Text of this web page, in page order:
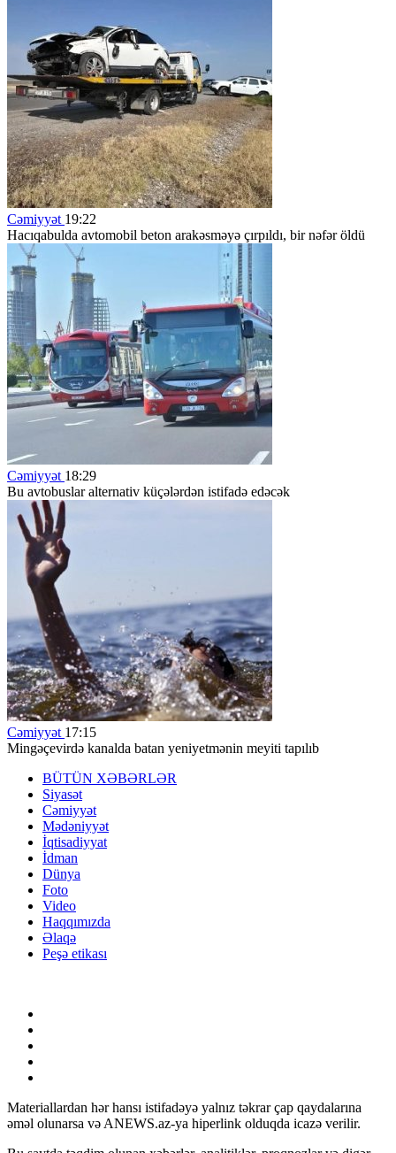
Cəmiyyət 19:22
Hacıqabulda avtomobil beton arakəsməyə çırpıldı, bir nəfər öldü
Cəmiyyət 18:29
Bu avtobuslar alternativ küçələrdən istifadə edəcək
Cəmiyyət 17:15
Mingəçevirdə kanalda batan yeniyetmənin meyiti tapılıb
BÜTÜN XƏBƏRLƏR
Siyasət
Cəmiyyət
Mədəniyyət
İqtisadiyyat
İdman
Dünya
Foto
Video
Haqqımızda
Əlaqə
Peşə etikası
Materiallardan hər hansı istifadəyə yalnız təkrar çap qaydalarına
əməl olunarsa və ANEWS.az-ya hiperlink olduqda icazə verilir.